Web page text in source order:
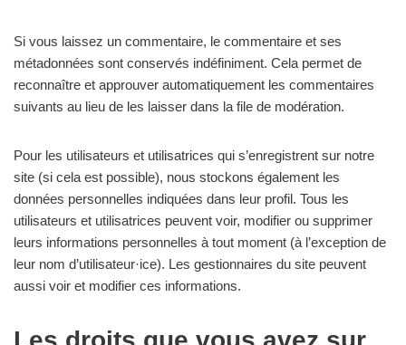
Si vous laissez un commentaire, le commentaire et ses
métadonnées sont conservés indéfiniment. Cela permet de
reconnaître et approuver automatiquement les commentaires
suivants au lieu de les laisser dans la file de modération.
Pour les utilisateurs et utilisatrices qui s’enregistrent sur notre
site (si cela est possible), nous stockons également les
données personnelles indiquées dans leur profil. Tous les
utilisateurs et utilisatrices peuvent voir, modifier ou supprimer
leurs informations personnelles à tout moment (à l’exception de
leur nom d’utilisateur·ice). Les gestionnaires du site peuvent
aussi voir et modifier ces informations.